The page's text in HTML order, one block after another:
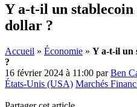
Y a-t-il un
dollar ?
Accueil » Économie » Y a-t-il un
?
16 février 2024 à 11:00 parBen
États-Unis (USA) Marchés